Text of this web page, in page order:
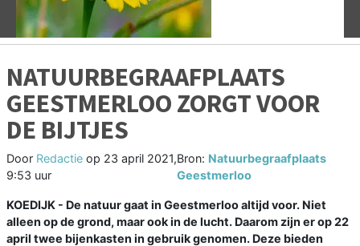
NATUURBEGRAAFPLAATS
GEESTMERLOO ZORGT VOOR
DE BIJTJES
Door Redactie op 23 april 2021,
9:53 uur
Bron: Natuurbegraafplaats
Geestmerloo
KOEDIJK - De natuur gaat in Geestmerloo altijd voor. Niet
alleen op de grond, maar ook in de lucht. Daarom zijn er op 22
april twee bijenkasten in gebruik genomen. Deze bieden